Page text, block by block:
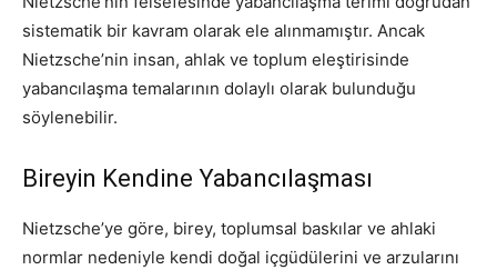
sistematik bir kavram olarak ele alınmamıştır. Ancak
Nietzsche’nin insan, ahlak ve toplum eleştirisinde
yabancılaşma temalarının dolaylı olarak bulunduğu
söylenebilir.
Bireyin Kendine Yabancılaşması
Nietzsche’ye göre, birey, toplumsal baskılar ve ahlaki
normlar nedeniyle kendi doğal içgüdülerini ve arzularını